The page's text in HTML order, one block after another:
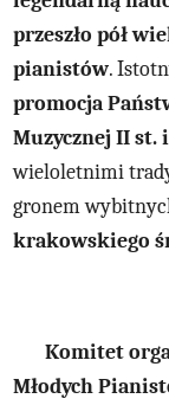
przeszło pół
pianistów.
promocja
Muzycznej II st.
wieloletnimi
gronem
krakowskiego
Komitet
Młodych